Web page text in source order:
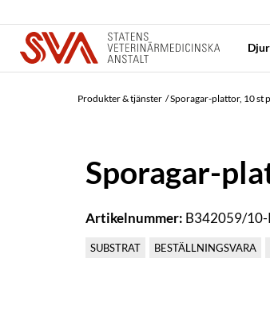
Produkter & tjänster Sporagar-plattor, 10 st
Sporagar-
Artikelnummer: B342059/10-
SUBSTRAT BESTÄLLNINGSVARA